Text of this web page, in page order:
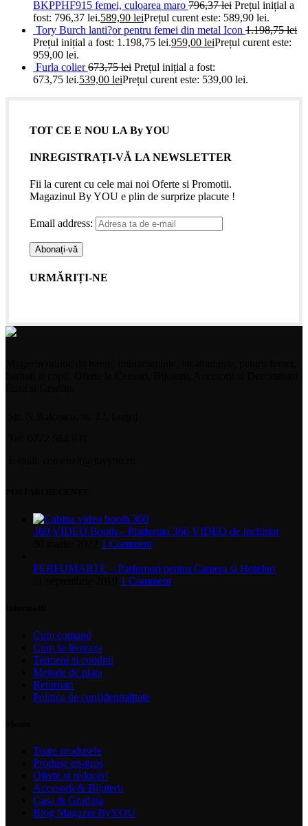
BKPPHF915 femei, culoarea maro 796,37lei Prețul inițial a
fost: 796,37 lei.589,90 leiPrețul curent este: 589,90 lei.
Tory Burch lanti?or pentru femei din metal Icon 1.198,75lei
Prețul inițial a fost: 1.198,75 lei.959,00 leiPrețul curent este:
959,00 lei.
Furla colier673,75lei Prețul inițial a fost:
673,75 lei.539,00 leiPrețul curent este: 539,00 lei.
TOT CE E NOU LA By YOU
INREGISTRAȚI-VĂ LA NEWSLETTER
Fii la curent cu cele mai noi Oferte si Promotii.
Magazinul By YOU e plin de surprize placute !
Email address:
URMĂRIȚI-NE
360 VIDEO Booth – Platforma 360 VIDEO de Inchiriat
1 Comment
PERFUMARTE – Parfumuri pentru Camera si Hoteluri
1 Comment
Cum comand
Cum se livreaza
Termeni si conditii
Metode de plata
Returnari
Politica de confidentialitate
Toate produsele
Produse en-gros
Oferte si reduceri
Accesorii & Bijuterii
Casa & Gradina
Blog Magazin ByYOU